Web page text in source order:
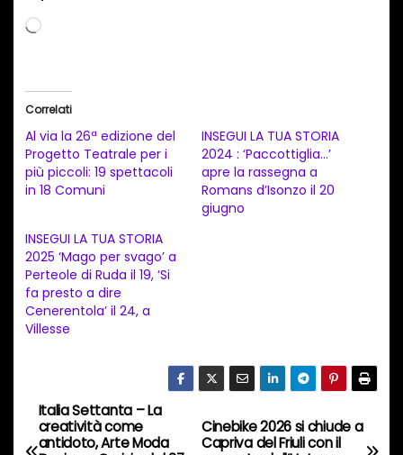
C
i
a
m
e
t
o
i
n
r
s
Correlati
Al via la 26ª edizione del
Progetto Teatrale per i
più piccoli: 19 spettacoli
in 18 Comuni
INSEGUI LA TUA STORIA
2024 : ‘Paccottiglia…’
apre la rassegna a
Romans d’Isonzo il 20
giugno
INSEGUI LA TUA STORIA
2025 ‘Mago per svago’ a
Perteole di Ruda il 19, ‘Si
fa presto a dire
Cenerentola’ il 24, a
Villesse
N
Cinebike 2026 si chiude a
Capriva del Friuli con il
Italia Settanta – La
creatività come
antidoto, Arte Moda